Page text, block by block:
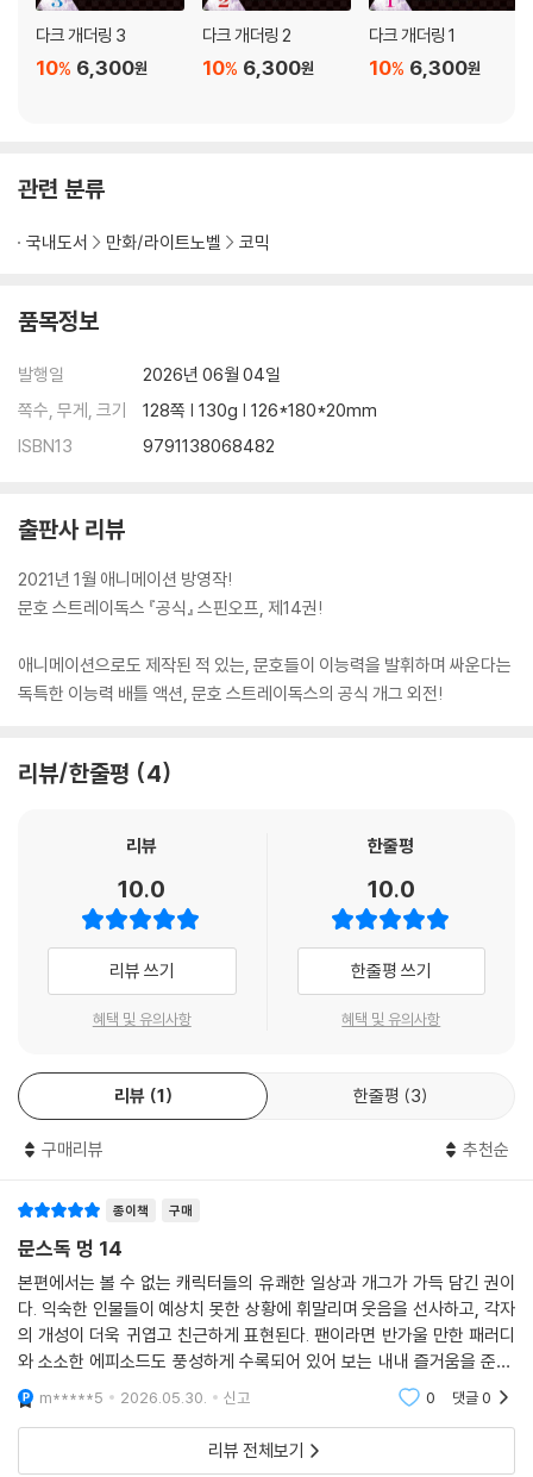
다크 개더링 3
6,300원
10%
다크 개더링 2
6,300원
10%
다크 개더링 1
6,300원
10%
관련 분류
국내도서 만화/라이트노벨 코믹
품목정보
발행일
2026년 06월 04일
쪽수, 무게, 크기
128쪽 | 130g | 126*180*20mm
ISBN13
9791138068482
출판사 리뷰
2021년 1월 애니메이션 방영작!
문호 스트레이독스 『공식』 스핀오프, 제14권!
애니메이션으로도 제작된 적 있는, 문호들이 이능력을 발휘하며 싸운다는
독특한 이능력 배틀 액션, 문호 스트레이독스의 공식 개그 외전!
리뷰/한줄평 4
리뷰
10.0
리뷰 쓰기
혜택 및 유의사항
한줄평
10.0
한줄평 쓰기
혜택 및 유의사항
리뷰 1 한줄평 3
구매리뷰 추천순
종이책 구매
문스독 멍 14
본편에서는 볼 수 없는 캐릭터들의 유쾌한 일상과 개그가 가득 담긴 권이
다. 익숙한 인물들이 예상치 못한 상황에 휘말리며 웃음을 선사하고, 각자
의 개성이 더욱 귀엽고 친근하게 표현된다. 팬이라면 반가울 만한 패러디
와 소소한 에피소드도 풍성하게 수록되어 있어 보는 내내 즐거움을 준다.
본편의 긴장감을 잠시 내려놓고 캐릭터들의 또 다른 매력을 가볍게 즐기기
에 좋은 한 권이다
m*****5 2026.05.30. 신고 0 댓글0
리뷰 전체보기